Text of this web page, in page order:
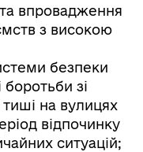
впровадження
з високою
безпеки
зі
на вулицях
відпочинку
ситуацій;